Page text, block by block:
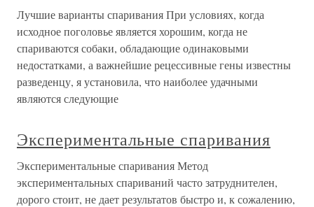
Лучшие варианты спаривания При условиях, когда
исходное поголовье является хорошим, когда не
спариваются собаки, обладающие одинаковыми
недостатками, а важнейшие рецессивные гены известны
разведенцу, я установила, что наиболее удачными
являются следующие
Экспериментальные спаривания
Экспериментальные спаривания Метод
экспериментальных спариваний часто затруднителен,
дорого стоит, не дает результатов быстро и, к сожалению,